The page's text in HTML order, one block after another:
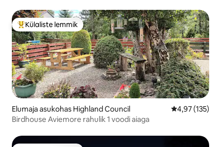
Külaliste suur lemmik
Külaliste lemmik
Elumaja asukohas Highland Council Keskmine
4,97 (135)
Birdhouse Aviemore rahulik 1 voodi aiaga